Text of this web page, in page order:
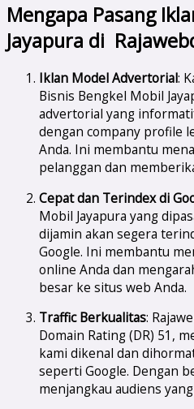
Mengapa Pasang
Jayapura di
Iklan Model Advertorial:
Bisnis Bengkel Mobil
advertorial yang
dengan company profile
Anda. Ini membantu
pelanggan dan
Cepat dan Terindex di
Mobil Jayapura yang
dijamin akan segera
Google. Ini membantu
online Anda dan
besar ke situs web Anda.
Traffic Berkualitas:
Domain Rating (DR) 51,
kami dikenal dan
seperti Google. Dengan
menjangkau audiens